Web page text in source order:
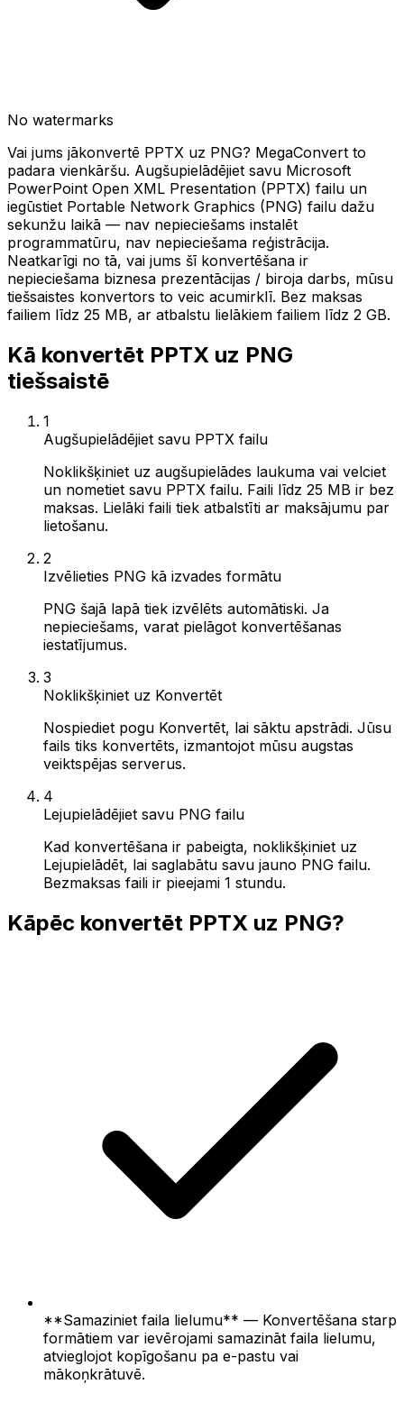
No watermarks
Vai jums jākonvertē PPTX uz PNG? MegaConvert to
padara vienkāršu. Augšupielādējiet savu Microsoft
PowerPoint Open XML Presentation (PPTX) failu un
iegūstiet Portable Network Graphics (PNG) failu dažu
sekunžu laikā — nav nepieciešams instalēt
programmatūru, nav nepieciešama reģistrācija.
Neatkarīgi no tā, vai jums šī konvertēšana ir
nepieciešama biznesa prezentācijas / biroja darbs, mūsu
tiešsaistes konvertors to veic acumirklī. Bez maksas
failiem līdz 25 MB, ar atbalstu lielākiem failiem līdz 2 GB.
Kā konvertēt PPTX uz PNG
tiešsaistē
1
Augšupielādējiet savu PPTX failu
Noklikšķiniet uz augšupielādes laukuma vai velciet
un nometiet savu PPTX failu. Faili līdz 25 MB ir bez
maksas. Lielāki faili tiek atbalstīti ar maksājumu par
lietošanu.
2
Izvēlieties PNG kā izvades formātu
PNG šajā lapā tiek izvēlēts automātiski. Ja
nepieciešams, varat pielāgot konvertēšanas
iestatījumus.
3
Noklikšķiniet uz Konvertēt
Nospiediet pogu Konvertēt, lai sāktu apstrādi. Jūsu
fails tiks konvertēts, izmantojot mūsu augstas
veiktspējas serverus.
4
Lejupielādējiet savu PNG failu
Kad konvertēšana ir pabeigta, noklikšķiniet uz
Lejupielādēt, lai saglabātu savu jauno PNG failu.
Bezmaksas faili ir pieejami 1 stundu.
Kāpēc konvertēt PPTX uz PNG?
**Samaziniet faila lielumu** — Konvertēšana starp
formātiem var ievērojami samazināt faila lielumu,
atvieglojot kopīgošanu pa e-pastu vai
mākoņkrātuvē.